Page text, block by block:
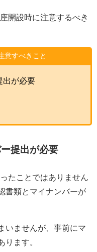
開設時に注意するべき
意すべきこと
出が必要
提出が必要
たことではありません
書類とマイナンバーが
いませんが、事前にマ
ります。